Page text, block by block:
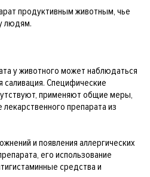
продуктивным животным, чье
людям.
у животного может наблюдаться
саливация. Специфические
применяют общие меры,
препарата из
и появления аллергических
его использование
средства и